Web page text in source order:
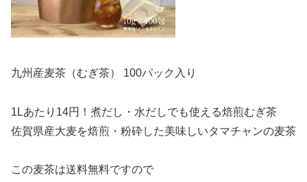
九州産麦茶（むぎ茶） 100パック入り
1Lあたり14円！煮だし・水だしでも使える焙煎むぎ茶
佐賀県産大麦を焙煎・粉砕した美味しいタマチャンの麦茶
この麦茶は送料無料ですので